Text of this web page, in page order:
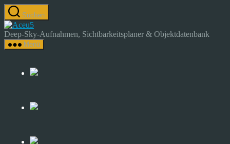
Zum
Inhalt
springen
Suchen
Astrocamp
–
Astrofotografie
Sky-
Deep-Sky-Aufnahmen, Sichtbarkeitsplaner & Objektdatenbank
Menü